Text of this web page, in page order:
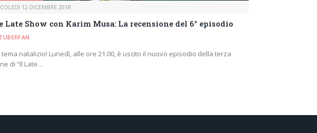
12 DICEMBRE 2018
Late Show con Karim Musa: La recensione del 6° episodio
tema natalizio! Lunedì, alle ore 21.00, è uscito il nuovo episodio della terza
di “Il Late…